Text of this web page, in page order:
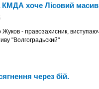
хоче Лісовий
- правозахисник,
"Волгоградьский"
через бій.